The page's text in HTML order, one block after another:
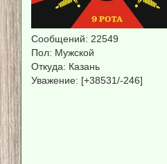
Сообщений: 22549
Пол: Мужской
Откуда: Казань
Уважение: [+38531/-246]